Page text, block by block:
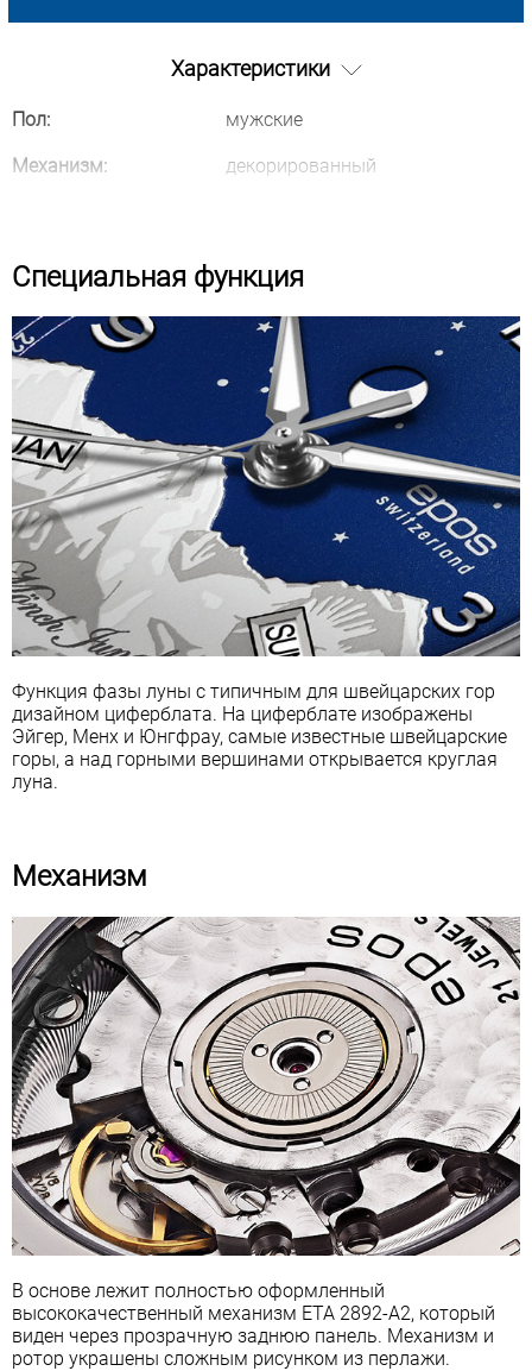
Характеристики
Пол: мужские
Механизм: декорированный
Специальная функция
Функция фазы луны с типичным для швейцарских гор
дизайном циферблата. На циферблате изображены
Эйгер, Менх и Юнгфрау, самые известные швейцарские
горы, а над горными вершинами открывается круглая
луна.
Механизм
В основе лежит полностью оформленный
высококачественный механизм ETA 2892-A2, который
виден через прозрачную заднюю панель. Механизм и
ротор украшены сложным рисунком из перлажи.